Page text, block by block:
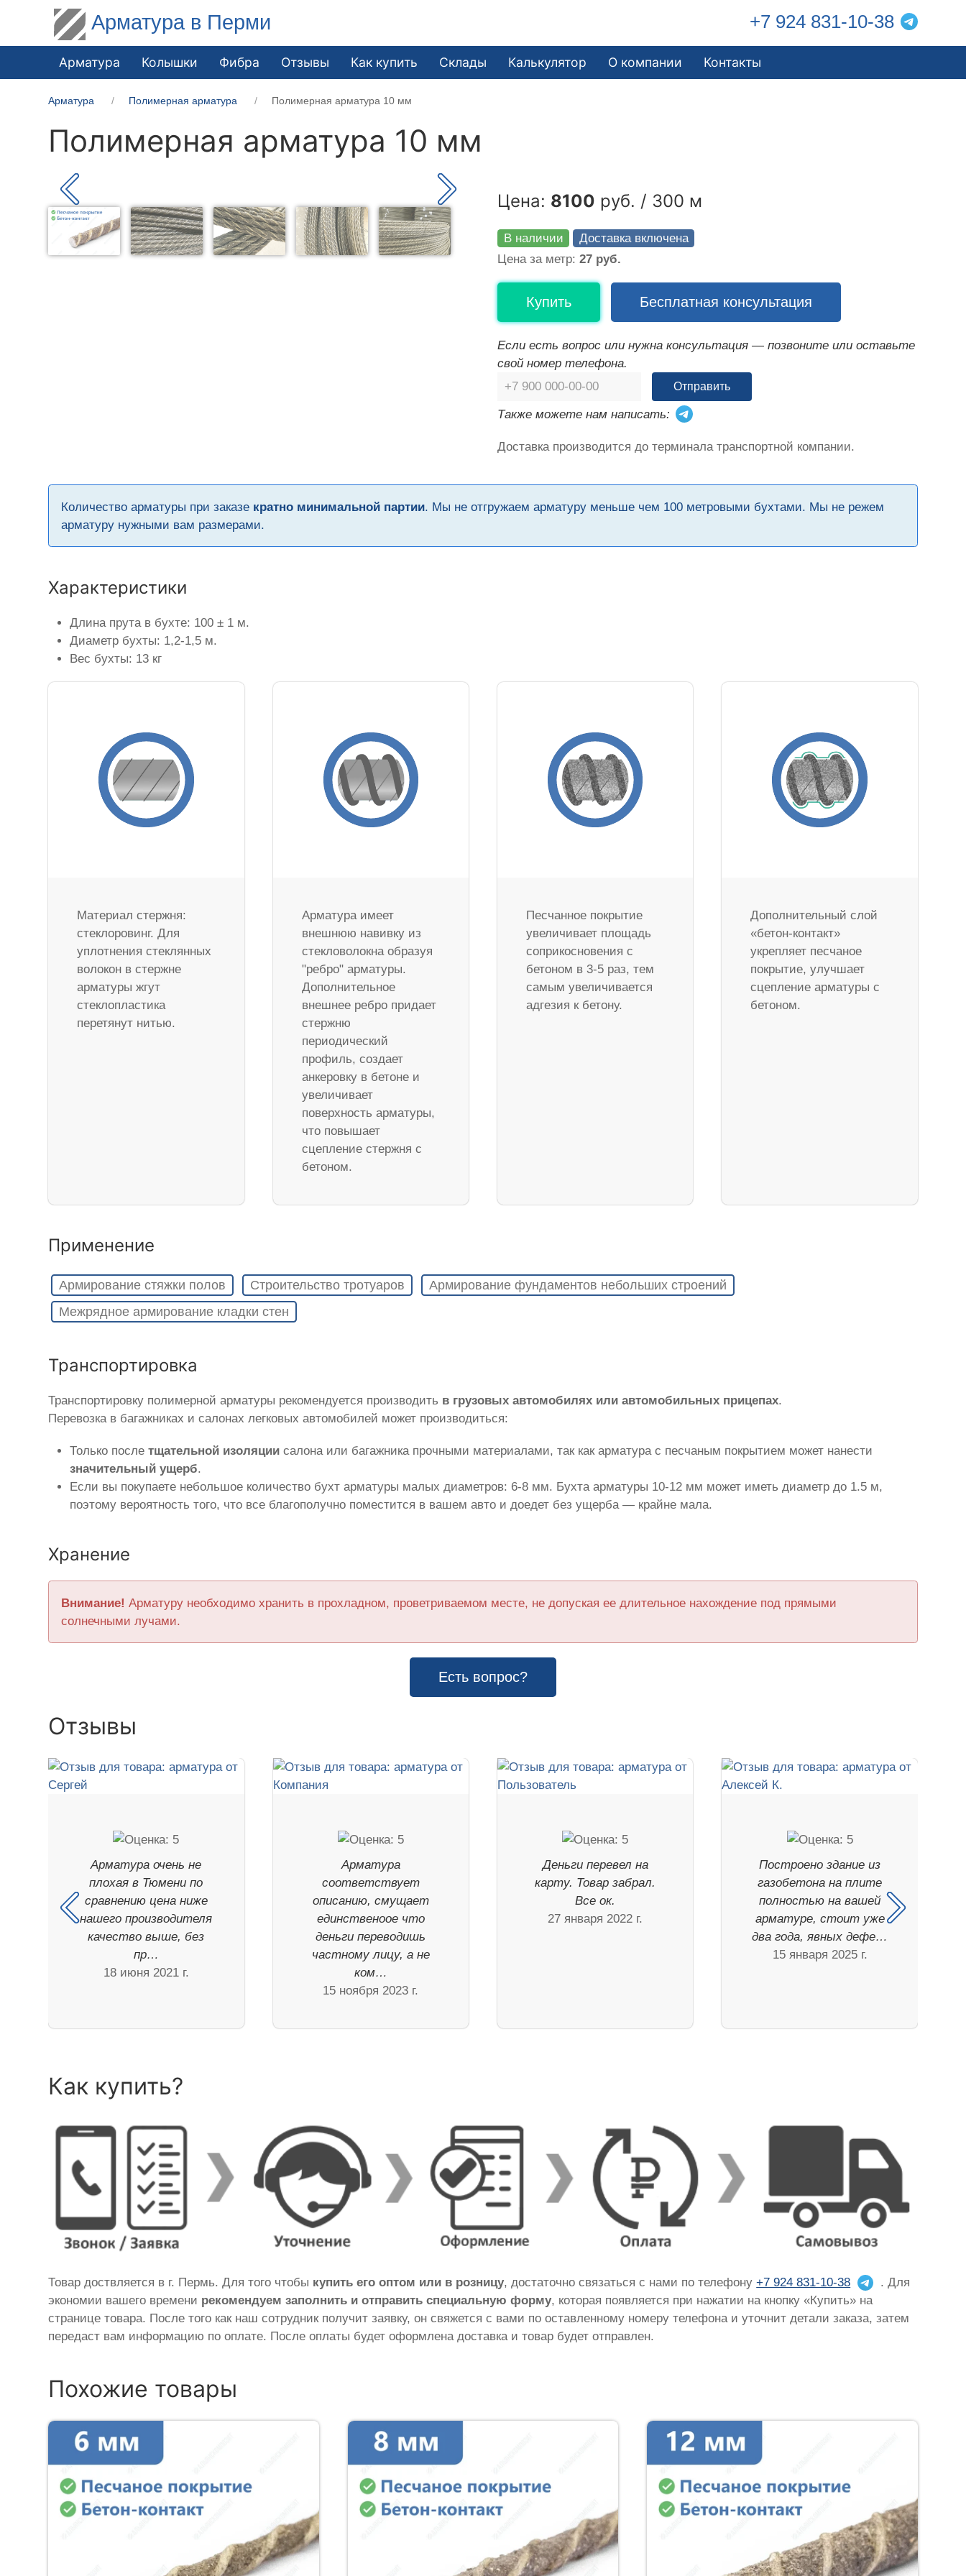
Арматура в Перми +7 924 831-10-38
Арматура Колышки Фибра Отзывы Как купить Склады Калькулятор О компании Контакты
Арматура Полимерная арматура Полимерная арматура 10 мм
Полимерная арматура 10 мм
Цена: 8100 руб. / 300 м
В наличии
Доставка включена
Цена за метр: 27 руб.
Купить Бесплатная консультация
Если есть вопрос или нужна консультация — позвоните или оставьте
свой номер телефона.
Отправить
Также можете нам написать:
Доставка производится до терминала транспортной компании.
Количество арматуры при заказе кратно минимальной партии. Мы не отгружаем арматуру меньше чем 100 метровыми бухтами. Мы не режем
арматуру нужными вам размерами.
Характеристики
Длина прута в бухте: 100 ± 1 м.
Диаметр бухты: 1,2-1,5 м.
Вес бухты: 13 кг
Материал стержня:
стеклоровинг. Для
уплотнения стеклянных
волокон в стержне
арматуры жгут
стеклопластика
перетянут нитью.
Арматура имеет
внешнюю навивку из
стекловолокна образуя
"ребро" арматуры.
Дополнительное
внешнее ребро придает
стержню
периодический
профиль, создает
анкеровку в бетоне и
увеличивает
поверхность арматуры,
что повышает
сцепление стержня с
бетоном.
Песчанное покрытие
увеличивает площадь
соприкосновения с
бетоном в 3-5 раз, тем
самым увеличивается
адгезия к бетону.
Дополнительный слой
«бетон-контакт»
укрепляет песчаное
покрытие, улучшает
сцепление арматуры с
бетоном.
Применение
Армирование стяжки полов Строительство тротуаров
Армирование фундаментов небольших строений
Межрядное армирование кладки стен
Транспортировка
Транспортировку полимерной арматуры рекомендуется производить в грузовых автомобилях или автомобильных прицепах.
Перевозка в багажниках и салонах легковых автомобилей может производиться:
Только послетщательной изоляции салона или багажника прочными материалами, так как арматура с песчаным покрытием может нанести
значительный ущерб.
Если вы покупаете небольшое количество бухт арматуры малых диаметров: 6-8 мм. Бухта арматуры 10-12 мм может иметь диаметр до 1.5 м,
поэтому вероятность того, что все благополучно поместится в вашем авто и доедет без ущерба — крайне мала.
Хранение
Внимание! Арматуру необходимо хранить в прохладном, проветриваемом месте, не допуская ее длительное нахождение под прямыми
солнечными лучами.
Есть вопрос?
Отзывы
Арматура очень не
плохая в Тюмени по
сравнению цена ниже
нашего производителя
качество выше, без
пр…
18 июня 2021 г.
Арматура
соответствует
описанию, смущает
единственоое что
деньги переводишь
частному лицу, а не
ком…
15 ноября 2023 г.
Деньги перевел на
карту. Товар забрал.
Все ок.
27 января 2022 г.
Построено здание из
газобетона на плите
полностью на вашей
арматуре, стоит уже
два года, явных дефе…
15 января 2025 г.
Как купить?
Товар доствляется в г. Пермь. Для того чтобы купить его оптом или в розницу, достаточно связаться с нами по телефону+7 924 831-10-38
. Для
экономии вашего времени рекомендуем заполнить и отправить специальную форму, которая появляется при нажатии на кнопку «Купить» на
странице товара. После того как наш сотрудник получит заявку, он свяжется с вами по оставленному номеру телефона и уточнит детали заказа, затем
передаст вам информацию по оплате. После оплаты будет оформлена доставка и товар будет отправлен.
Похожие товары